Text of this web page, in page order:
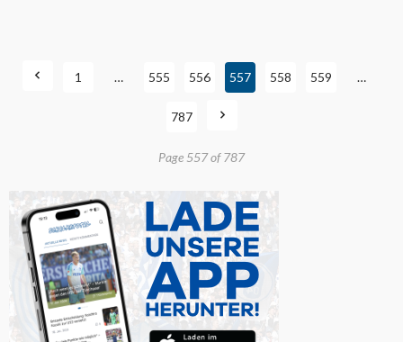
1 … 555 556 557 558 559 …
787
Page 557 of 787